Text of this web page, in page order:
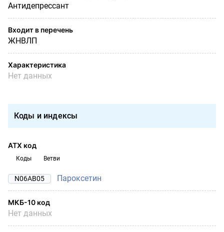
Антидепрессант
Входит в перечень
ЖНВЛП
Характеристика
Нет данных
Коды и индексы
АТХ код
Коды Ветви
N06AB05 Пароксетин
МКБ-10 код
Нет данных